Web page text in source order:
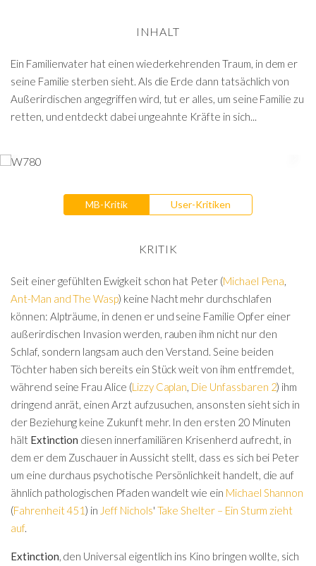
INHALT
Ein Familienvater hat einen wiederkehrenden Traum, in dem er
seine Familie sterben sieht. Als die Erde dann tatsächlich von
Außerirdischen angegriffen wird, tut er alles, um seine Familie zu
retten, und entdeckt dabei ungeahnte Kräfte in sich...
MB-Kritik User-Kritiken
KRITIK
Seit einer gefühlten Ewigkeit schon hat Peter (Michael Pena
Ant-Man and The Wasp) keine Nacht mehr durchschlafen
können: Alpträume, in denen er und seine Familie Opfer einer
außerirdischen Invasion werden, rauben ihm nicht nur den
Schlaf, sondern langsam auch den Verstand. Seine beiden
Töchter haben sich bereits ein Stück weit von ihm entfremdet,
während seine Frau Alice (Lizzy Caplan Die Unfassbaren 2) ihm
dringend anrät, einen Arzt aufzusuchen, ansonsten sieht sich in
der Beziehung keine Zukunft mehr. In den ersten 20 Minuten
hält Extinction diesen innerfamiliären Krisenherd aufrecht, in
dem er dem Zuschauer in Aussicht stellt, dass es sich bei Peter
um eine durchaus psychotische Persönlichkeit handelt, die auf
ähnlich pathologischen Pfaden wandelt wie ein Michael Shannon
(Fahrenheit 451) in Jeff Nichols' Take Shelter – Ein Sturm zieht
auf.
Extinction , den Universal eigentlich ins Kino bringen wollte, sich